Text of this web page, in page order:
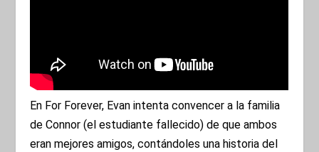
En For Forever, Evan intenta convencer a la familia
de Connor (el estudiante fallecido) de que ambos
eran mejores amigos, contándoles una historia del